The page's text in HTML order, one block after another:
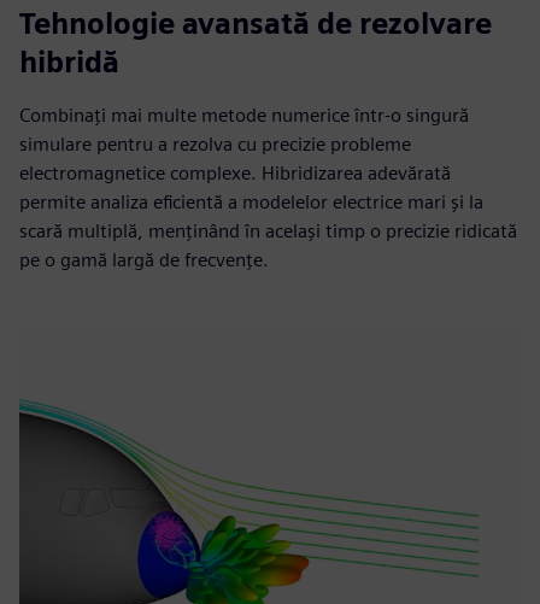
Tehnologie avansată de rezolvare
hibridă
Combinați mai multe metode numerice într-o singură
simulare pentru a rezolva cu precizie probleme
electromagnetice complexe. Hibridizarea adevărată
permite analiza eficientă a modelelor electrice mari și la
scară multiplă, menținând în același timp o precizie ridicată
pe o gamă largă de frecvențe.